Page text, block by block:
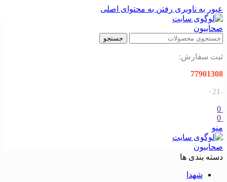
عبور به ناوبری رفتن به محتوای اصلی
جستجو
ثبت سفارش:
77901308
-۰21
0
0
منو
دسته بندی ها
شهدا